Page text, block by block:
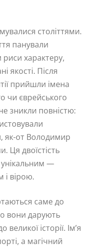
століттями.
панували
риси характеру,
якості. Після
прийшли імена
чи єврейського
зникли повністю:
як-от Володимир
Ця двоїстість
унікальним —
вірою.
саме до
вони дарують
історії. Ім’я
а магічний